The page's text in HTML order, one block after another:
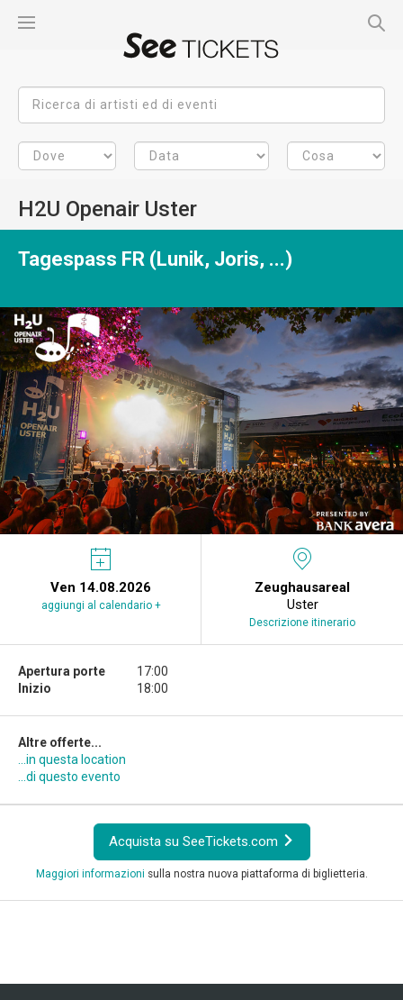
H2U Openair Uster
Tagespass FR (Lunik, Joris, ...)
Ven 14.08.2026
aggiungi al calendario +
Zeughausareal
Uster
Descrizione itinerario
Apertura porte
Inizio
17:00
18:00
Altre offerte...
...in questa location
...di questo evento
Acquista su SeeTickets.com
Maggiori informazioni sulla nostra nuova piattaforma di biglietteria.